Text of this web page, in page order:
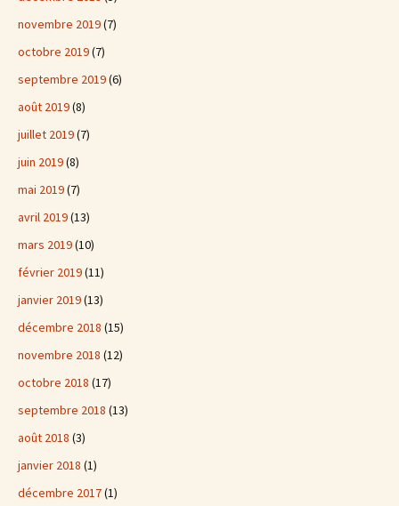
novembre 2019(7)
octobre 2019(7)
septembre 2019(6)
août 2019(8)
juillet 2019(7)
juin 2019(8)
mai 2019(7)
avril 2019(13)
mars 2019(10)
février 2019(11)
janvier 2019(13)
décembre 2018 (15)
novembre 2018 (12)
octobre 2018 (17)
septembre 2018 (13)
août 2018 (3)
janvier 2018 (1)
décembre 2017(1)